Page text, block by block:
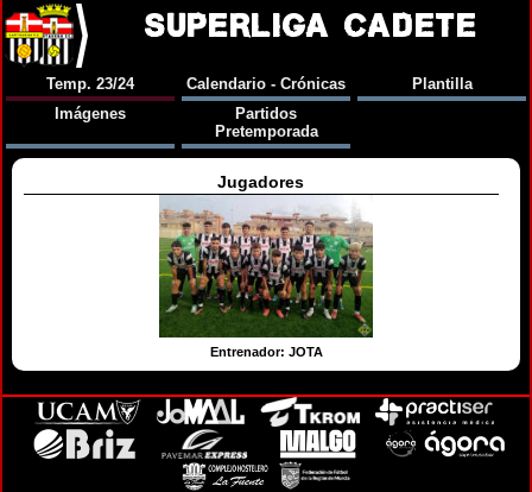
SUPERLIGA CADETE
Temp. 23/24 Calendario - Crónicas
Plantilla
Imágenes
Partidos
Pretemporada
Jugadores
Entrenador: JOTA